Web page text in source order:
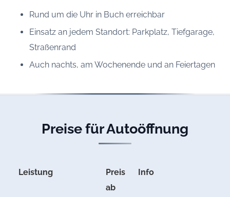
Rund um die Uhr in Buch erreichbar
Einsatz an jedem Standort: Parkplatz, Tiefgarage,
Straßenrand
Auch nachts, am Wochenende und an Feiertagen
Preise für Autoöffnung
Leistung
Preis
ab
Info